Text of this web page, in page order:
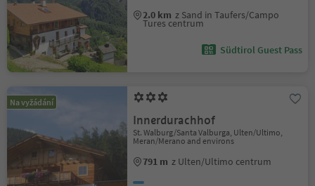
2.0 km z Sand in Taufers/Campo
Tures centrum
Südtirol Guest Pass
Na vyžádání
Innerdurachhof
St. Walburg/Santa Valburga, Ulten/Ultimo,
Meran/Merano and environs
791 m z Ulten/Ultimo centrum